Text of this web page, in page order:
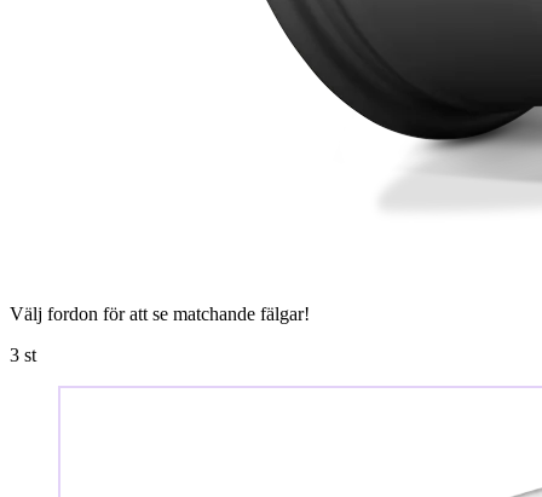
Välj fordon för att se matchande fälgar!
3 st